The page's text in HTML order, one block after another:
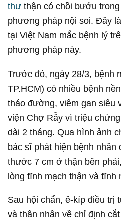
thư thận có chồi bướu
phương pháp nội soi. Đây
tại Việt Nam mắc bệnh lý
phương pháp này.
Trước đó, ngày 28/3, bệnh
TP.HCM) có nhiều bệnh
tháo đường, viêm gan siêu
viện Chợ Rẫy vì triệu
dài 2 tháng. Qua hình ảnh
bác sĩ phát hiện bệnh
thước 7 cm ở thận bên
lòng tĩnh mạch thận và tĩnh
Sau hội chẩn, ê-kíp điều trị
và thân nhân về chỉ định